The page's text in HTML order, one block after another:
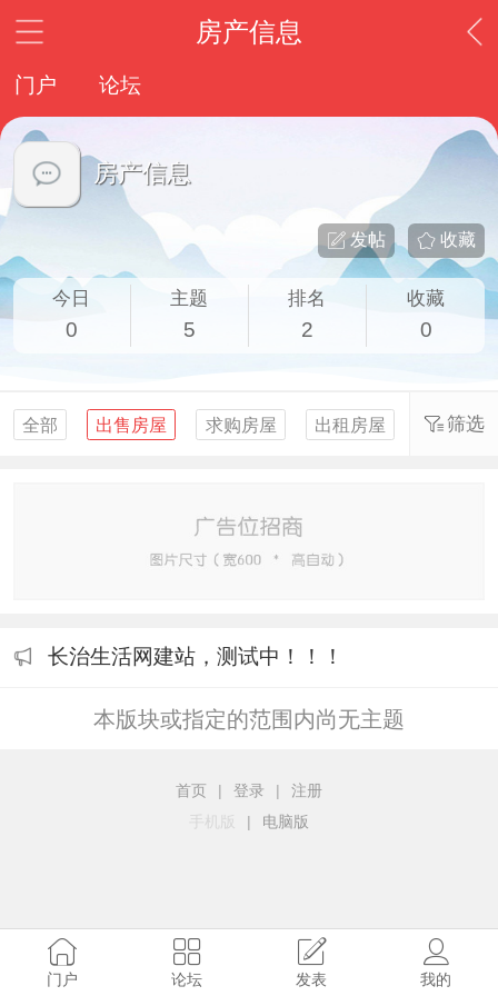
房产信息
门户 论坛
房产信息
收藏
发帖
今日
0
主题
5
排名
2
收藏
0
全部 出售房屋 求购房屋 出租房屋 求租房屋
筛选
长治生活网建站，测试中！！！
本版块或指定的范围内尚无主题
首页 | 登录 |
注册
手机版
| 电脑版
门户 论坛 发表 我的